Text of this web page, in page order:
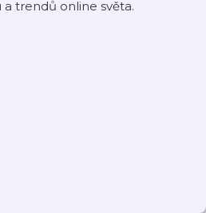
trendů online světa.